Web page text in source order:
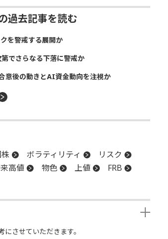
過去記事を読む
を警戒する展開か
でさらなる下落に警戒か
意後の動きとAI資金動向を注視か
ボラティリティ
リスク
高値 物色 上値
FRB
させていただきます。